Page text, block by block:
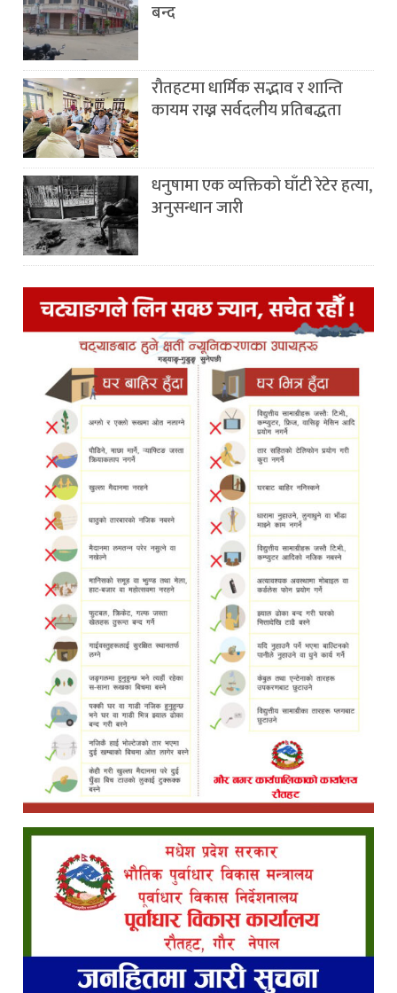
बन्द
रौतहटमा धार्मिक सद्भाव र शान्ति
कायम राख्न सर्वदलीय प्रतिबद्धता
धनुषामा एक व्यक्तिको घाँटी रेटेर हत्या,
अनुसन्धान जारी